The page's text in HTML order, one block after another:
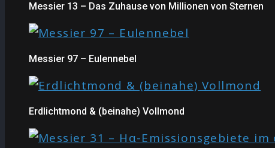
Messier 13 – Das Zuhause von Millionen von Sternen
Messier 97 – Eulennebel
Erdlichtmond & (beinahe) Vollmond